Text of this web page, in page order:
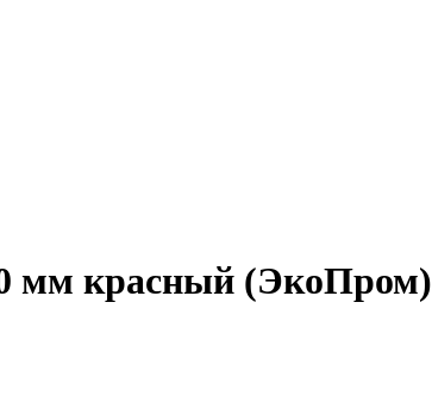
мм красный (ЭкоПром)